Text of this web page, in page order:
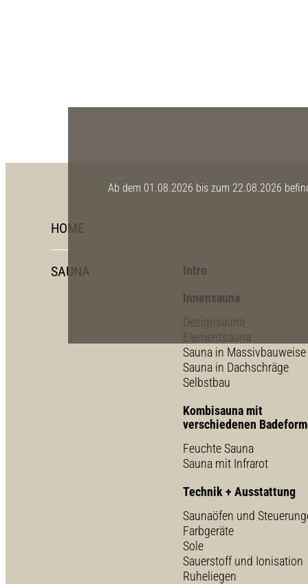
HOME
SAUNA
Intro
Innensauna
Designsauna
Elementsauna
Sauna in Massivbauweise
Sauna in Dachschräge
Selbstbau
Kombisauna mit
verschiedenen
Feuchte Sauna
Sauna mit Infrarot
Technik + Ausstattung
Saunaöfen und
Farbgeräte
Sole
Sauerstoff und Ionisation
Ruheliegen
Ab dem 01.08.2026 bis zum 22.08.2026